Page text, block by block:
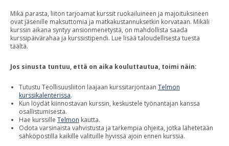
Mikä parasta, liiton tarjoamat kurssit ruokailuineen ja majoituksineen
ovat jäsenille maksuttomia ja matkakustannuksetkin korvataan. Mikäli
kurssin aikana syntyy ansionmenetystä, on mahdollista saada
kurssipäivärahaa ja kurssistipendi. Lue lisää taloudellisesta tuesta
täältä.
Jos sinusta tuntuu, että on aika kouluttautua, toimi näin:
Tutustu Teollisuusliiton laajaan kurssitarjontaan Telmon
kurssikalenterissa.
Kun löydät kiinnostavan kurssin, keskustele työnantajan kanssa
osallistumisesta.
Hae kurssille Telmon kautta.
Odota varsinaista vahvistusta ja tarkempia ohjeita, jotka lähetetään
sähköpostilla kaikille valituille hyvissä ajoin ennen kurssia.